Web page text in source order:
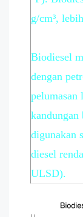
g/cm³,
Biodiesel
dengan
pelumasan
digunakan
diesel
ULSD).